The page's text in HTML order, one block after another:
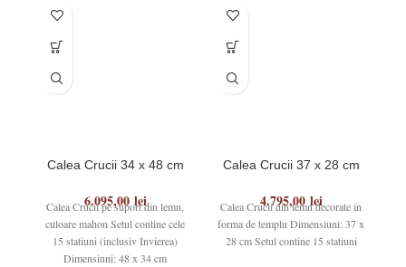
Calea Crucii 34 x 48 cm
6.095,00lei
Calea Crucii pe suport din lemn,
culoare mahon Setul contine cele
15 statiuni (inclusiv Invierea)
Dimensiuni: 48 x 34 cm
Calea Crucii 37 x 28 cm
4.795,00lei
Calea Crucii din lemn decorate in
forma de templu Dimensiuni: 37 x
28 cm Setul contine 15 statiuni